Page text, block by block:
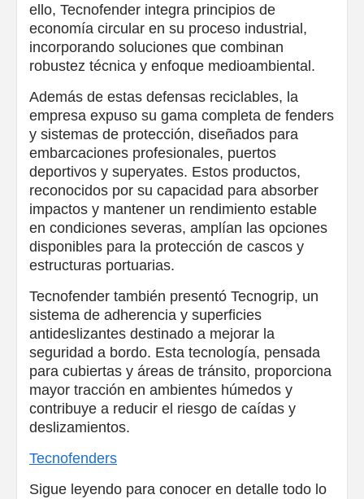
ello, Tecnofender integra principios de
economía circular en su proceso industrial,
incorporando soluciones que combinan
robustez técnica y enfoque medioambiental.
Además de estas defensas reciclables, la
empresa expuso su gama completa de fenders
y sistemas de protección, diseñados para
embarcaciones profesionales, puertos
deportivos y superyates. Estos productos,
reconocidos por su capacidad para absorber
impactos y mantener un rendimiento estable
en condiciones severas, amplían las opciones
disponibles para la protección de cascos y
estructuras portuarias.
Tecnofender también presentó Tecnogrip, un
sistema de adherencia y superficies
antideslizantes destinado a mejorar la
seguridad a bordo. Esta tecnología, pensada
para cubiertas y áreas de tránsito, proporciona
mayor tracción en ambientes húmedos y
contribuye a reducir el riesgo de caídas y
deslizamientos.
Tecnofenders
Sigue leyendo para conocer en detalle todo lo